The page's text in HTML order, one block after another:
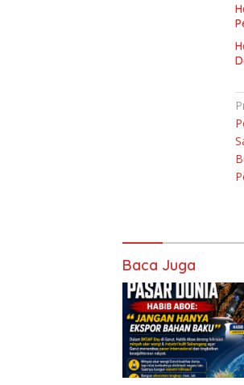
Baca Juga